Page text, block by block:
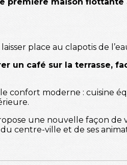
place au clapotis de
un café sur la terrasse,
confort moderne : cuisine
une nouvelle façon de
centre-ville et de ses